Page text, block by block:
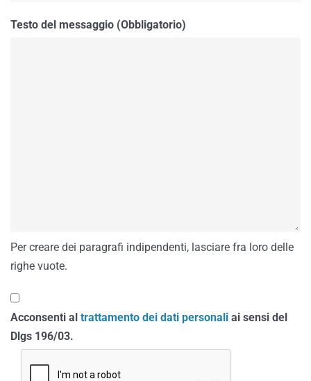
Testo del messaggio (Obbligatorio)
Per creare dei paragrafi indipendenti, lasciare fra loro delle
righe vuote.
Acconsenti al trattamento dei dati personali ai sensi del
Dlgs 196/03.